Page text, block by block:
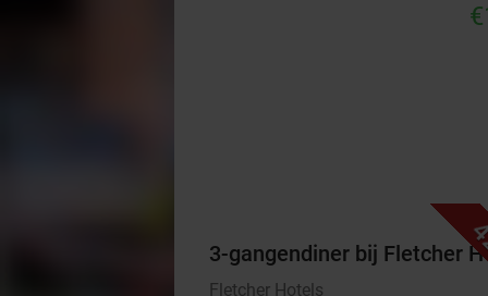
3-gangendiner bij Fletcher
Fletcher Hotels